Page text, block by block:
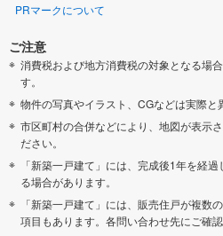
PRマークについて
ご注意
消費税および地方消費税の対象となる場
す。
物件の写真やイラスト、CGなどは実際と
市区町村の合併などにより、地図が表示
ださい。
「新築一戸建て」には、完成後1年を経
る場合があります。
「新築一戸建て」には、販売住戸が複数
項目もあります。各問い合わせ先にご確認